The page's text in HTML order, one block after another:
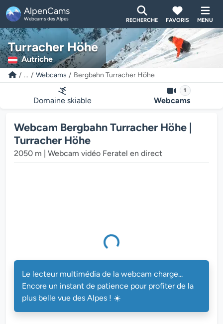
AlpenCams
Webcams des Alpes RECHERCHE FAVORIS MENU
Turracher Höhe
Autriche
... Webcams Bergbahn Turracher Höhe
Domaine skiable
1
Webcams
Webcam Bergbahn Turracher Höhe |
Turracher Höhe
2050 m | Webcam vidéo Feratel en direct
de la webcam charge...
Le lecteur multimédia de la webcam charge...
Encore un instant de patience pour profiter de la
plus belle vue des Alpes ! ☀️